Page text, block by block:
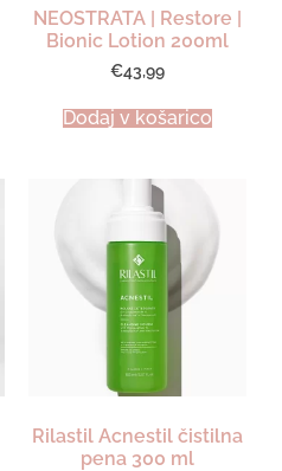
NEOSTRATA | Restore |
Bionic Lotion 200ml
€43,99
Dodaj v košarico
Rilastil Acnestil čistilna
pena 300 ml